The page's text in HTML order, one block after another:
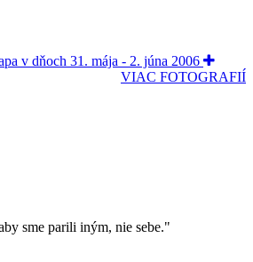
VIAC FOTOGRAFIÍ
sme parili iným, nie sebe."